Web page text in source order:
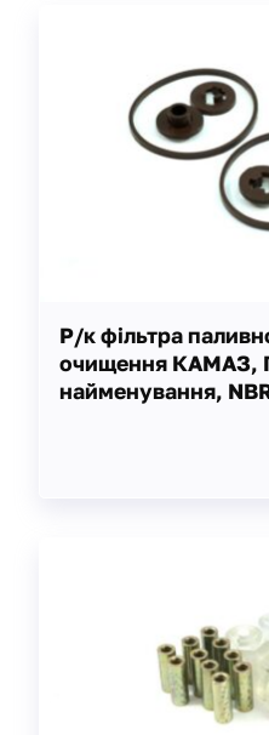
Р/к фільтра
очищення КАМАЗ,
найменування,